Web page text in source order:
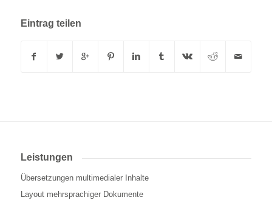
Eintrag teilen
Leistungen
Übersetzungen multimedialer Inhalte
Layout mehrsprachiger Dokumente